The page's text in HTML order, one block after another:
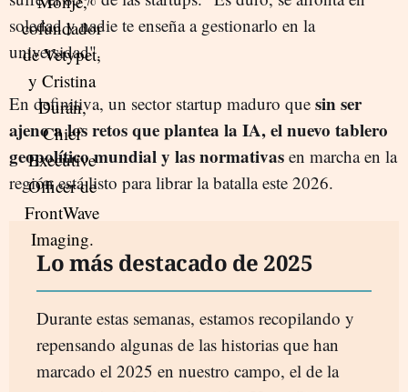
soledad y nadie te enseña a gestionarlo en la
universidad".
En definitiva, un sector startup maduro que sin ser
ajeno a los retos que plantea la IA, el nuevo tablero
geopolítico mundial y las normativas en marcha en la
región está listo para librar la batalla este 2026.
Lo más destacado de 2025
Durante estas semanas, estamos recopilando y
repensando algunas de las historias que han
marcado el 2025 en nuestro campo, el de la